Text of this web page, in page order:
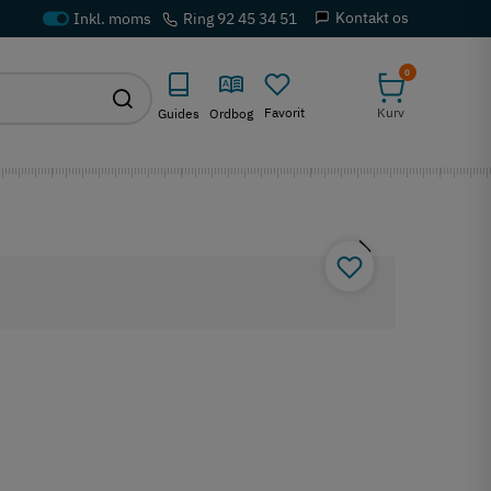
Ring 92 45 34 51 Kontakt os
Guides Ordbog Favorit
0
Kurv